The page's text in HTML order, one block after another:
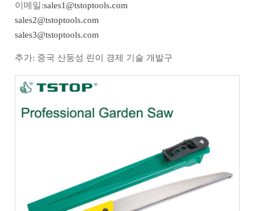
이메일:sales1@tstoptools.com
sales2@tstoptools.com
sales3@tstoptools.com
추가: 중국 산둥성 린이 경제 기술 개발구